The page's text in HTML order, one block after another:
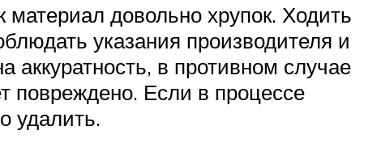
материал довольно хрупок. Ходить
указания производителя и
аккуратность, в противном случае
повреждено. Если в процессе
удалить.